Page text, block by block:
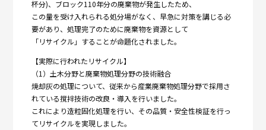
杯分)、ブロック110年分の廃棄物が発生したため、
この量を受け入れられる処分場がなく、早急に対策を講じる必
要があり、処理完了のために廃棄物を資源として
「リサイクル」することが命題化されました。
【実際に行われたリサイクル】
（1）土木分野と廃棄物処理分野の技術融合
焼却灰の処理について、従来から産業廃棄物処理分野で採用さ
れている撹拌技術の改良・導入を行いました。
これにより造粒固化処理を行い、その品質・安全性検証を行っ
てリサイクルを実現しました。